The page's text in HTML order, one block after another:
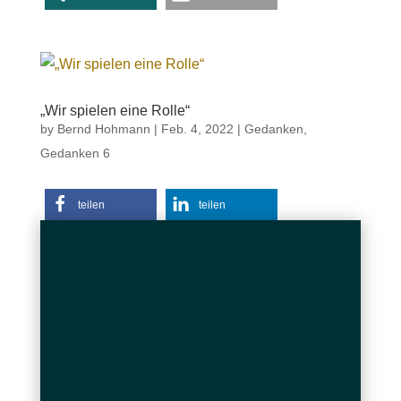
„Wir spielen eine Rolle“
by Bernd Hohmann | Feb. 4, 2022 | Gedanken,
Gedanken 6
teilen teilen